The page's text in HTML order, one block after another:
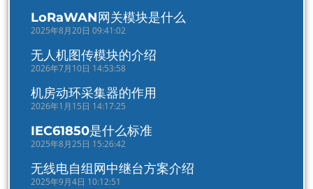
LoRaWAN网关模块是什么
2025年8月20日 09:41:02
无人机图传模块的介绍
2026年7月10日 14:53:58
机房动环采集器的作用
2026年1月15日 14:17:25
IEC61850是什么标准
2025年8月25日 15:26:42
无线电自组网中继台方案介绍
2025年9月4日 10:12:51